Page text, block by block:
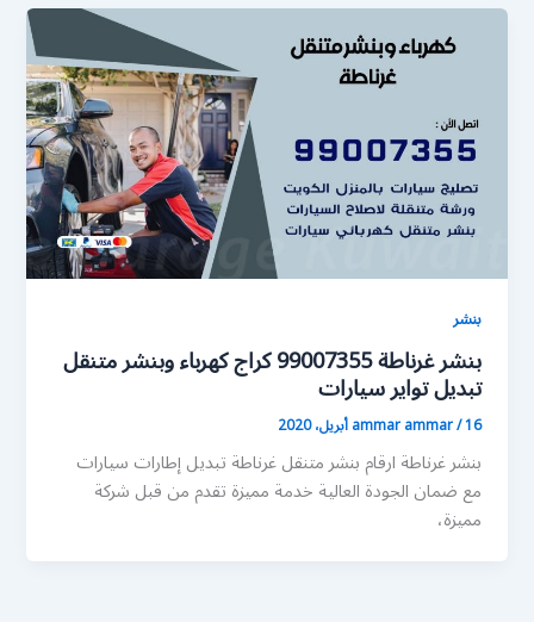
بنشر
بنشر غرناطة 99007355 كراج كهرباء وبنشر متنقل
تبديل تواير سيارات
ammar ammar/16 أبريل، 2020
بنشر غرناطة ارقام بنشر متنقل غرناطة تبديل إطارات سيارات
مع ضمان الجودة العالية خدمة مميزة تقدم من قبل شركة
مميزة،